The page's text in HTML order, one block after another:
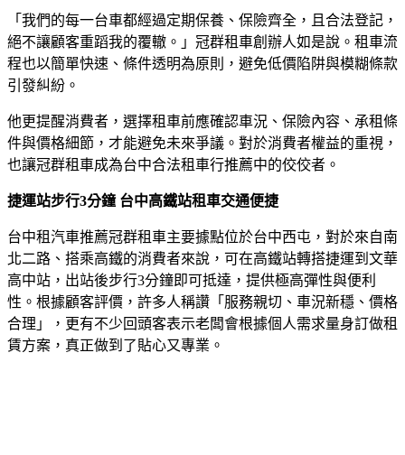
「我們的每一台車都經過定期保養、保險齊全，且合法登記，
絕不讓顧客重蹈我的覆轍。」冠群租車創辦人如是說。租車流
程也以簡單快速、條件透明為原則，避免低價陷阱與模糊條款
引發糾紛。
他更提醒消費者，選擇租車前應確認車況、保險內容、承租條
件與價格細節，才能避免未來爭議。對於消費者權益的重視，
也讓冠群租車成為台中合法租車行推薦中的佼佼者。
捷運站步行3分鐘 台中高鐵站租車交通便捷
台中租汽車推薦冠群租車主要據點位於台中西屯，對於來自南
北二路、搭乘高鐵的消費者來說，可在高鐵站轉搭捷運到文華
高中站，出站後步行3分鐘即可抵達，提供極高彈性與便利
性。根據顧客評價，許多人稱讚「服務親切、車況新穩、價格
合理」，更有不少回頭客表示老闆會根據個人需求量身訂做租
賃方案，真正做到了貼心又專業。